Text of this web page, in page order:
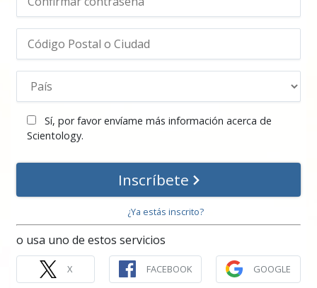
Sí, por favor envíame más información acerca de
Scientology.
Inscríbete
¿Ya estás inscrito?
o usa uno de estos servicios
X FACEBOOK GOOGLE